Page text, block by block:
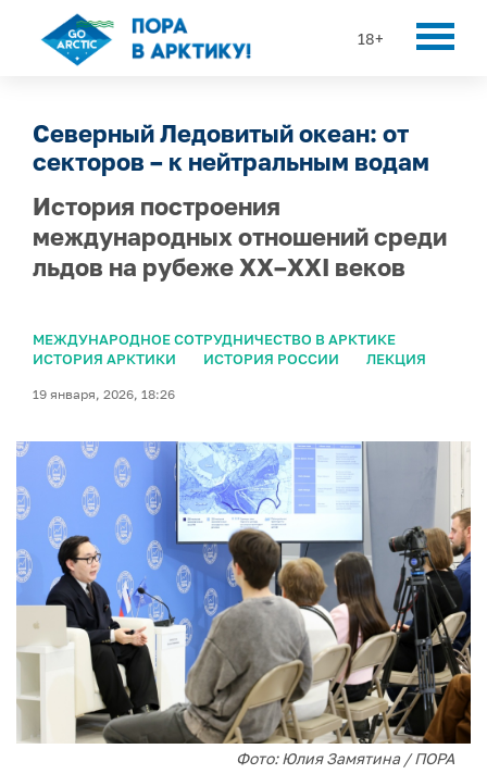
18+
Северный Ледовитый океан: от
секторов – к нейтральным водам
История построения
международных отношений среди
льдов на рубеже XX–XXI веков
МЕЖДУНАРОДНОЕ СОТРУДНИЧЕСТВО В АРКТИКЕ
ИСТОРИЯ АРКТИКИ
ИСТОРИЯ РОССИИ ЛЕКЦИЯ
19 января, 2026, 18:26
Фото: Юлия Замятина / ПОРА